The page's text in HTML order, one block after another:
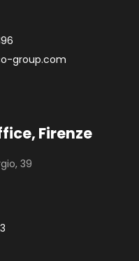
group.com
Firenze
39